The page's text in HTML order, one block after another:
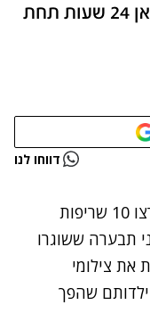
בעוטף עזה שם הם גרים. "חיים כאן 24 שעות תחת
דווחו לנו
גם לאחר שפרצו 10 שריפות
תבערה ששוגרו
את צילומי
שהפך